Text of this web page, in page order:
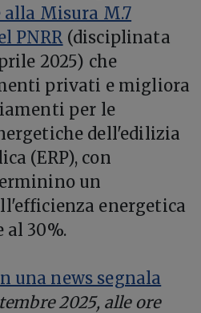
Misura M.7
PNRR (disciplinata
2025) che
privati e migliora
per le
dell'edilizia
(ERP), con
un
energetica
al 30%.
una news segnala
2025, alle ore